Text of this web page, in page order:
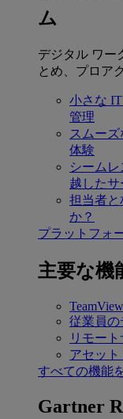
ム
デジタル ワー
とめ、プロア
小さな
管理
スムーズ
体験
シームレ
越したサ
担当者と
か？
プラットフォ
主要な機
従業員の
リモー
アセット
すべての機能
Gartner